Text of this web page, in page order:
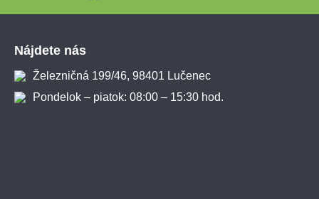
Nájdete nás
Železničná 199/46, 98401 Lučenec
Pondelok – piatok: 08:00 – 15:30 hod.